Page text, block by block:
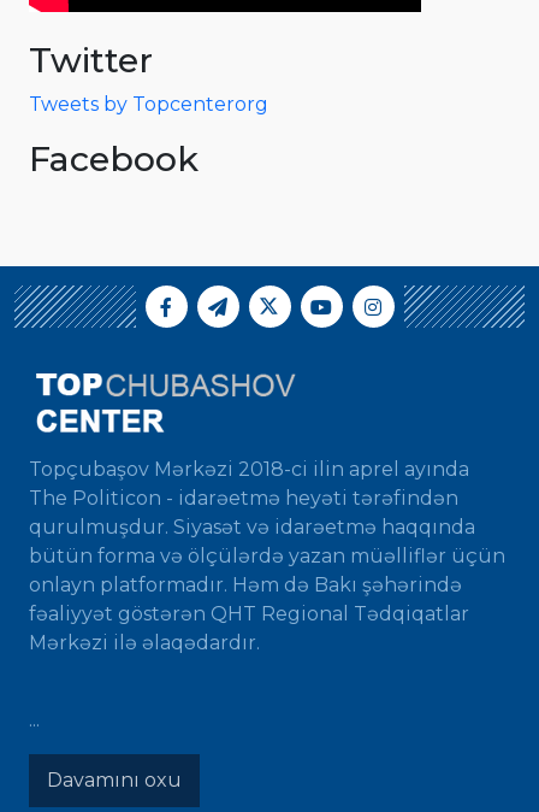
Twitter
Tweets by Topcenterorg
Facebook
Topçubaşov Mərkəzi 2018-ci ilin aprel ayında
The Politicon - idarəetmə heyəti tərəfindən
qurulmuşdur. Siyasət və idarəetmə haqqında
bütün forma və ölçülərdə yazan müəlliflər üçün
onlayn platformadır. Həm də Bakı şəhərində
fəaliyyət göstərən QHT Regional Tədqiqatlar
Mərkəzi ilə əlaqədardır.
...
Davamını oxu